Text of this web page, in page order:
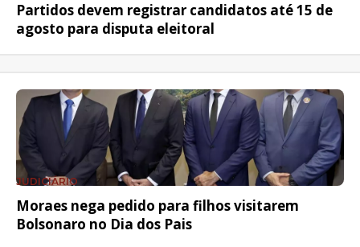
Partidos devem registrar candidatos até 15 de
agosto para disputa eleitoral
JUDICIÁRIO
Moraes nega pedido para filhos visitarem
Bolsonaro no Dia dos Pais